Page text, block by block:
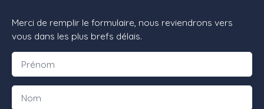
Merci de remplir le formulaire, nous reviendrons vers
vous dans les plus brefs délais.
Prénom
Nom